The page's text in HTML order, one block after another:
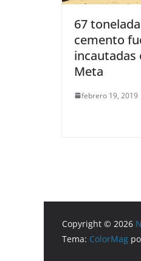
67
cemento
incautadas
Meta
febrero 19, 2019
Copyright © 2026
Tema: ColorMag